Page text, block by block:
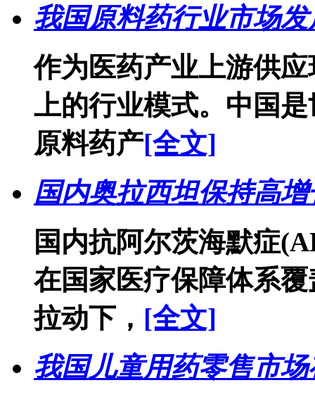
我国原料药行业市场
作为医药产业上游供
上的行业模式。中国
原料药产[全文]
国内奥拉西坦保持高
国内抗阿尔茨海默症
在国家医疗保障体系
拉动下， [全文]
我国儿童用药零售市